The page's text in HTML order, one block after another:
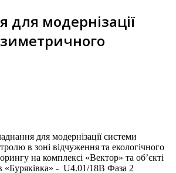
для модернізації
для модернізації системи
в зоні відчуження та екологічного
на комплексі «Вектор» та об’єкті
«Буряківка» - U4.01/18B Фаза 2